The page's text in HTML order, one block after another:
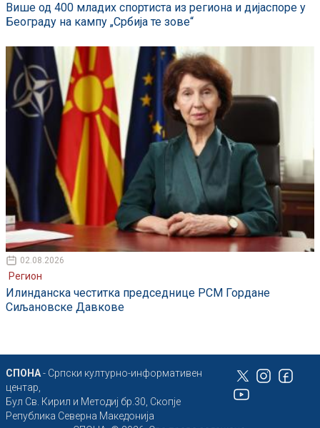
Више од 400 младих спортиста из региона и дијаспоре у
Београду на кампу „Србија те зове“
02.08.2026
Регион
Илинданска честитка председнице РСМ Гордане
Сиљановске Давкове
СПОНА- Српски културно-информативен
центар,
Бул Св. Кирил и Методиј бр.30, Скопје
Република Северна Македонија